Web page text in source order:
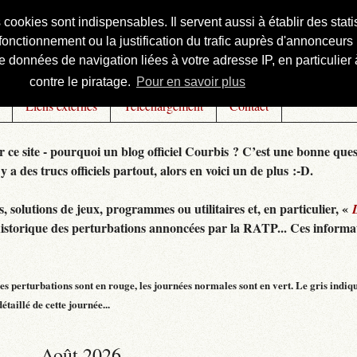
sont indispensables. Il servent aussi à établir des
ou la justification du trafic auprès
de navigation liées à votre adresse IP, en
contre le piratage. Pour en savoir plus
Liens externes Téléchargement Contact
site - pourquoi un blog officiel Courbis ? C’est une bonne
des trucs officiels partout, alors en voici un de plus :-D.
solutions de jeux, programmes ou utilitaires et, en particulier, «
des perturbations annoncées par la RATP... Ces
sont en rouge, les journées normales sont en vert. Le gris
de cette journée...